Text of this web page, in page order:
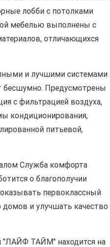
лобби с потолками
мебелью выполнены с
отличающихся
и лучшими системами
бесшумно. Предусмотрены
с фильтрацией воздуха,
кондиционирования,
питьевой,
Служба комфорта
о благополучии
первоклассный
и улучшать качество
"ЛАЙФ ТАЙМ" находится на